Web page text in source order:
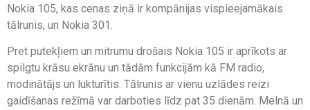
Nokia 105, kas cenas ziņā ir kompānijas vispieejamākais
tālrunis, un Nokia 301.
Pret putekļiem un mitrumu drošais Nokia 105 ir aprīkots ar
spilgtu krāsu ekrānu un tādām funkcijām kā FM radio,
modinātājs un lukturītis. Tālrunis ar vienu uzlādes reizi
gaidīšanas režīmā var darboties līdz pat 35 dienām. Melnā un